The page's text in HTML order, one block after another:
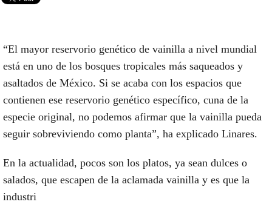
“El mayor reservorio genético de vainilla a nivel mundial
está en uno de los bosques tropicales más saqueados y
asaltados de México. Si se acaba con los espacios que
contienen ese reservorio genético específico, cuna de la
especie original, no podemos afirmar que la vainilla pueda
seguir sobreviviendo como planta”, ha explicado Linares.
En la actualidad, pocos son los platos, ya sean dulces o
salados, que escapen de la aclamada vainilla y es que la
industri